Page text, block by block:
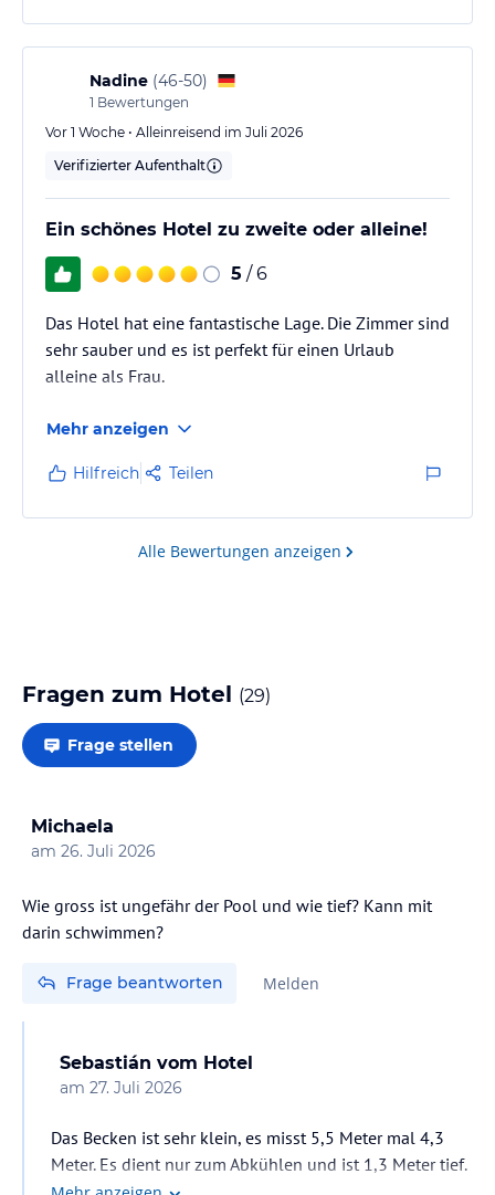
macht es noch ruhiger. In Summe eines der besten
Hotels, die ich…
Nadine (46-50)
1 Bewertungen
Vor 1 Woche • Alleinreisend im Juli 2026
Verifizierter Aufenthalt
Ein schönes Hotel zu zweite oder alleine!
5 / 6
Das Hotel hat eine fantastische Lage. Die Zimmer sind
sehr sauber und es ist perfekt für einen Urlaub
alleine als Frau.
Mehr anzeigen
Hilfreich Teilen
Alle Bewertungen anzeigen
Fragen zum Hotel (29)
Frage stellen
Michaela
am 26. Juli 2026
Wie gross ist ungefähr der Pool und wie tief? Kann mit
darin schwimmen?
Frage beantworten Melden
Sebastián vom Hotel
am 27. Juli 2026
Das Becken ist sehr klein, es misst 5,5 Meter mal 4,3
Meter. Es dient nur zum Abkühlen und ist 1,3 Meter tief.